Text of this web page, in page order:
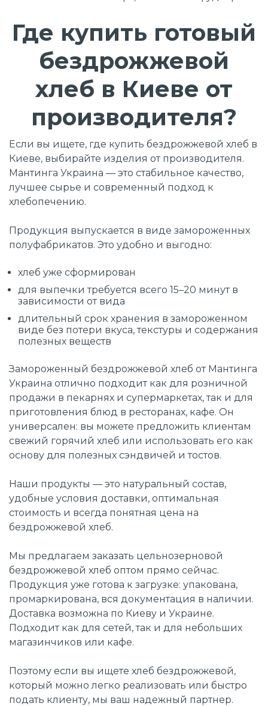
Где купить готовый
бездрожжевой
хлеб в Киеве от
производителя?
Если вы ищете, где купить бездрожжевой хлеб в
Киеве, выбирайте изделия от производителя.
Мантинга Украина — это стабильное качество,
лучшее сырье и современный подход к
хлебопечению.
Продукция выпускается в виде замороженных
полуфабрикатов. Это удобно и выгодно:
хлеб уже сформирован
для выпечки требуется всего 15–20 минут в
зависимости от вида
длительный срок хранения в замороженном
виде без потери вкуса, текстуры и содержания
полезных веществ
Замороженный бездрожжевой хлеб от Мантинга
Украина отлично подходит как для розничной
продажи в пекарнях и супермаркетах, так и для
приготовления блюд в ресторанах, кафе. Он
универсален: вы можете предложить клиентам
свежий горячий хлеб или использовать его как
основу для полезных сэндвичей и тостов.
Наши продукты — это натуральный состав,
удобные условия доставки, оптимальная
стоимость и всегда понятная цена на
бездрожжевой хлеб.
Мы предлагаем заказать цельнозерновой
бездрожжевой хлеб оптом прямо сейчас.
Продукция уже готова к загрузке: упакована,
промаркирована, вся документация в наличии.
Доставка возможна по Киеву и Украине.
Подходит как для сетей, так и для небольших
магазинчиков или кафе.
Поэтому если вы ищете хлеб бездрожжевой,
который можно легко реализовать или быстро
подать клиенту, мы ваш надежный партнер.